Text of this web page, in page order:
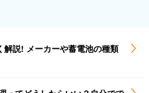
解説! メーカーや蓄電池の種類